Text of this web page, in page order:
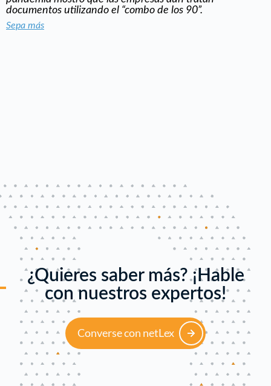
documentos utilizando el “combo de los 90”.
Sepa más
¿Quieres saber más? ¡Hable
con nuestros expertos!
Converse con netLex